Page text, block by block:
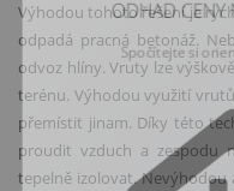
Výhodou tohoto řešení je
odpadá pracná betonáž.
odvoz hlíny. Vruty lze
terénu. Výhodou využití
přemístit jinam. Díky této
proudit vzduch a zespodu
tepelně izolovat. Nevýhodou
Spočítejte si